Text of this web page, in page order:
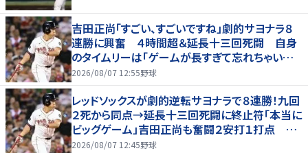
吉田正尚「すごい、すごいですね」劇的サヨナラ８
連勝に興奮 ４時間超＆延長十三回死闘 自身
のタイムリーは「ゲームが長すぎて忘れちゃいまし
た」
2026/08/07 12:55野球
レッドソックスが劇的逆転サヨナラで８連勝！九回
２死から同点→延長十三回死闘に終止符「本当に
ビッグゲーム」吉田正尚も奮闘２安打１打点 靴
下対決で驚異のスイープ
2026/08/07 12:45野球